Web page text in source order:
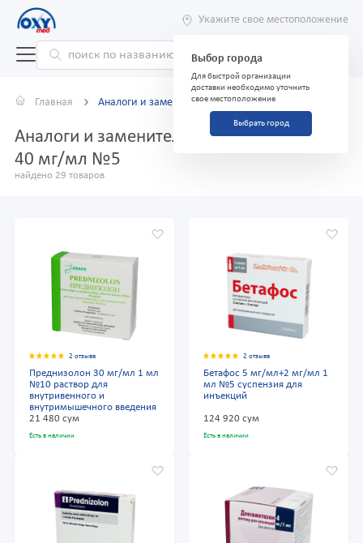
Укажите свое местоположение
Выбор города
Для быстрой организации
доставки необходимо уточнить
свое местоположение
Выбрать город
Главная Аналоги и заменители
Аналоги и заменители препарата Кеналог
40 мг/мл №5
найдено 29 товаров
2 отзыва
Преднизолон 30 мг/мл 1 мл
№10 раствор для
внутривенного и
внутримышечного введения
21 480 сум
Есть в наличии
2 отзыва
Бетафос 5 мг/мл+2 мг/мл 1
мл №5 суспензия для
инъекций
124 920 сум
Есть в наличии